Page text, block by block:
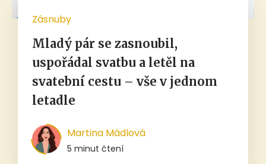
Zásnuby
Mladý pár se zasnoubil,
uspořádal svatbu a letěl na
svatební cestu – vše v jednom
letadle
Martina Mádlová
5 minut čtení